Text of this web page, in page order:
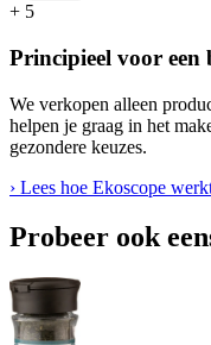
+ 5
Principieel voor een
We verkopen alleen
helpen je graag in het
gezondere keuzes.
› Lees hoe Ekoscope
Probeer ook